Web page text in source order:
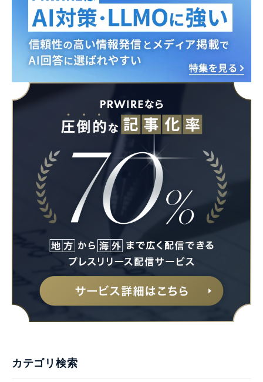
カテゴリ検索
English